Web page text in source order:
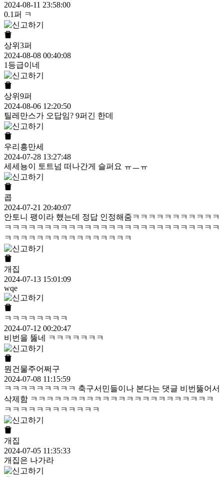
2024-08-11 23:58:00
0.1퍼 ㅋ
상위3퍼
2024-08-08 00:40:08
1등급이네
상위9퍼
2024-08-06 12:20:50
틸레만스가 오답임? 9퍼긴 한데
우리흥만세
2024-07-28 13:27:48
세세뇽이 토트넘 떠나간게 슬퍼요 ㅠㅡㅠ
콥
2024-07-21 20:40:07
안토니 팽이라 했는데 정답 인정해줌ㅋㅋㅋㅋㅋㅋㅋㅋㅋㅋㅋ
ㅋㅋㅋㅋㅋㅋㅋㅋㅋㅋㅋㅋㅋㅋㅋㅋㅋㅋㅋㅋㅋㅋㅋㅋㅋㅋㅋ
ㅋㅋㅋㅋㅋㅋㅋㅋㅋㅋㅋㅋㅋㅋㅋㅋ
개집
2024-07-13 15:01:09
wqe
ㅋㅋㅋㅋㅋㅋㅋㅋ
2024-07-12 00:20:47
비번을 뚫네 ㅋㅋㅋㅋㅋㅋㅋ
뭔건물주어쩌구
2024-07-08 11:15:59
ㅋㅋㅋㅋㅋㅋㅋㅋㅋ 축구서민들이나 본다는 댓글 비번뚫어서
삭제함 ㅋㅋㅋㅋㅋㅋㅋㅋㅋㅋㅋㅋㅋㅋㅋㅋㅋㅋㅋㅋㅋㅋㅋ
ㅋㅋㅋㅋㅋㅋㅋㅋㅋㅋㅋㅋ
개집
2024-07-05 11:35:33
개집은 나가라